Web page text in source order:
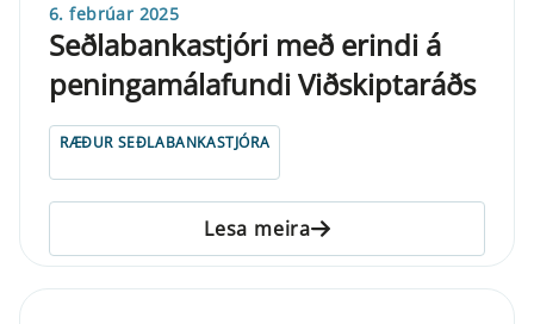
6. febrúar 2025
Seðlabankastjóri með erindi á
peningamálafundi Viðskiptaráðs
RÆÐUR SEÐLABANKASTJÓRA
Lesa meira